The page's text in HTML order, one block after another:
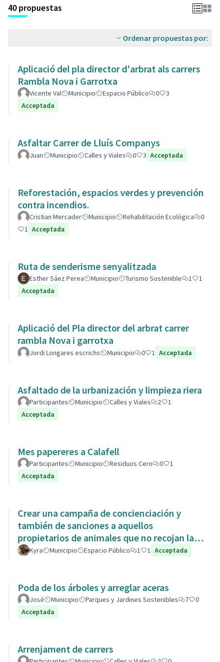
40 propuestas
Ordenar propuestas por:
Aplicació del pla director d'arbrat als carrers
Rambla Nova i Garrotxa
Vicente Val Municipio Espacio Público 0
3
Acceptada
Asfaltar Carrer de Lluís Companys
Juan Municipio Calles y Viales 0 3 Acceptada
Reforestación, espacios verdes y prevención
contra incendios.
Cristian Mercader Municipio Rehabilitación Ecológica
0
1 Acceptada
Ruta de senderisme senyalitzada
Esther Sáez Perea Municipio Turismo Sostenible 1
1
Acceptada
Aplicació del Pla director del arbrat carrer
rambla Nova i garrotxa
Jordi Longares escrichs Municipio 0 1 Acceptada
Asfaltado de la urbanización y limpieza riera
Participantes Municipio Calles y Viales 2
1
Acceptada
Mes papereres a Calafell
Participantes Municipio Residuos Cero 0
1
Acceptada
Crear una campaña de concienciación y
también de sanciones a aquellos
propietarios de animales que no recojan las
heces de las aceras. Es responsabili
Kyra Municipio Espacio Público 1 1 Acceptada
Poda de los árboles y arreglar aceras
José Municipio Parques y Jardines Sostenibles 7
0
Acceptada
Arrenjament de carrers